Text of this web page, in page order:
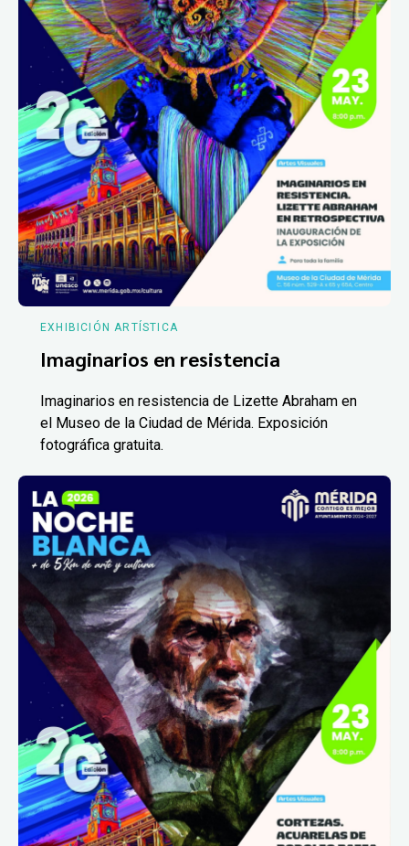
EXHIBICIÓN ARTÍSTICA
Imaginarios en resistencia
Imaginarios en resistencia de Lizette Abraham en
el Museo de la Ciudad de Mérida. Exposición
fotográfica gratuita.